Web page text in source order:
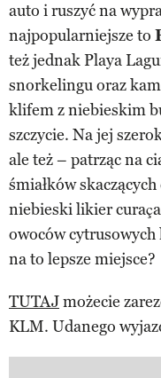
auto i ruszyć na
najpopularniejsze to
też jednak Playa
snorkelingu oraz
klifem z niebieskim
szczycie. Na jej
ale też – patrząc na
śmiałków
niebieski likier
owoców cytrusowych
na to lepsze miejsce?
TUTAJmożecie
KLM. Udanego